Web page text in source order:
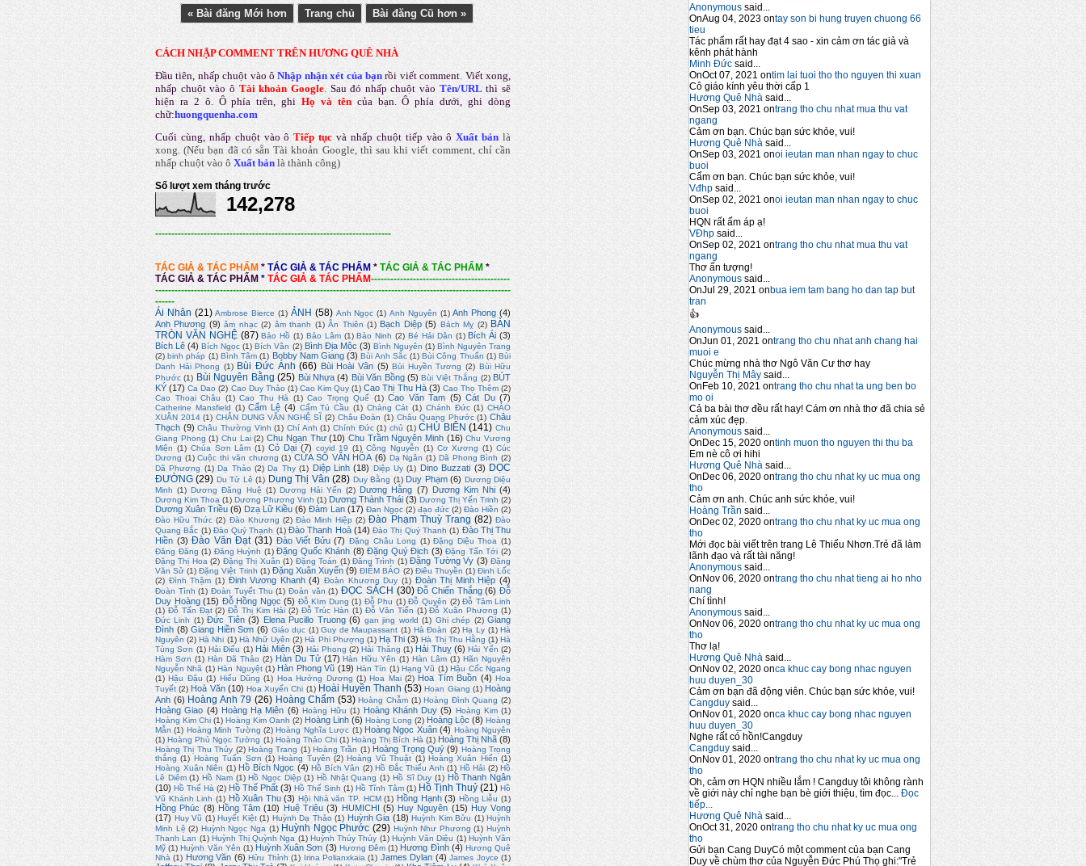
Anonymous said...
OnAug 04, 2023 ontay son bi hung truyen chuong 66
tieu
Tác phẩm rất hay đạt 4 sao - xin cảm ơn tác giả và
kênh phát hành
Minh Đức said...
OnOct 07, 2021 ontim lai tuoi tho tho nguyen thi xuan
Cô giáo kính yêu thời cấp 1
Hương Quê Nhà said...
OnSep 03, 2021 ontrang tho chu nhat mua thu vat
ngang
Cảm ơn bạn. Chúc bạn sức khỏe, vui!
Hương Quê Nhà said...
OnSep 03, 2021 onoi ieutan man nhan ngay to chuc
buoi
Cẩm ơn bạn. Chúc bạn sức khỏe, vui!
Vđhp said...
OnSep 02, 2021 onoi ieutan man nhan ngay to chuc
buoi
HQN rất ấm áp ạ!
VĐhp said...
OnSep 02, 2021 ontrang tho chu nhat mua thu vat
ngang
Thơ ấn tượng!
Anonymous said...
OnJul 29, 2021 onbua iem tam bang ho dan tap but
tran
👍
Anonymous said...
OnJun 01, 2021 ontrang tho chu nhat anh chang hai
muoi e
Chúc mừng nhà thơ Ngô Văn Cư thơ hay
Nguyễn Thị Mây said...
OnFeb 10, 2021 ontrang tho chu nhat ta ung ben bo
mo oi
Cả ba bài thơ đều rất hay! Cám ơn nhà thơ đã chia sẻ
cảm xúc đẹp.
Anonymous said...
OnDec 15, 2020 ontinh muon tho nguyen thi thu ba
Em nè cô ơi hihi
Hương Quê Nhà said...
OnDec 06, 2020 ontrang tho chu nhat ky uc mua ong
tho
Cảm ơn anh. Chúc anh sức khỏe, vui!
Hoàng Trần said...
OnDec 02, 2020 ontrang tho chu nhat ky uc mua ong
tho
Mới đọc bài viết trên trang Lê Thiếu Nhơn.Trẻ đã làm
lãnh đạo và rất tài năng!
Anonymous said...
OnNov 06, 2020 ontrang tho chu nhat tieng ai ho nho
nang
Chí tình!
Anonymous said...
OnNov 06, 2020 ontrang tho chu nhat ky uc mua ong
tho
Thơ lạ!
Hương Quê Nhà said...
OnNov 02, 2020 onca khuc cay bong nhac nguyen
huu duyen_30
Cảm ơn bạn đã động viên. Chúc bạn sức khỏe, vui!
Cangduy said...
OnNov 01, 2020 onca khuc cay bong nhac nguyen
huu duyen_30
Nghe rất có hồn!Cangduy
Cangduy said...
OnNov 01, 2020 ontrang tho chu nhat ky uc mua ong
tho
Oh, cảm ơn HQN nhiều lắm ! Cangduy tôi không rành
về giới này chỉ nghe bạn bè giới thiệu, tìm đọc...
Đọc
tiếp...
Hương Quê Nhà said...
OnOct 31, 2020 ontrang tho chu nhat ky uc mua ong
tho
Gửi bạn Cang DuyCó một comment của bạn Cang
Duy về chùm thơ của Nguyễn Đức Phú Thọ ghi:"Trẻ
« Bài đăng Mới hơn Trang chủ Bài đăng Cũ hơn »
CÁCH NHẬP COMMENT TRÊN HƯƠNG QUÊ NHÀ
Đầu tiên, nhấp chuột vào ô Nhập nhận xét của bạn rồi viết comment. Viết xong,
nhấp chuột vào ô Tài khoản Google. Sau đó nhấp chuột vào Tên/URL thì sẽ
hiện ra 2 ô. Ô phía trên, ghiHọ và tên của bạn. Ô phía dưới, ghi dòng
chữ:huongquenha.com
Cuối cùng, nhấp chuột vào ô Tiếp tục và nhấp chuột tiếp vào ôXuất bản là
xong.(Nếu bạn đã có sẵn Tài khoản Google, thì sau khi viết comment, chỉ cần
nhấp chuột vào ô Xuất bản là thành công)
Số lượt xem tháng trước
142,278
-------------------------------------------------------------------------
TÁC GIẢ & TÁC PHẨM * TÁC GIẢ & TÁC PHẨM * TÁC GIẢ & TÁC PHẨM *
TÁC GIẢ & TÁC PHẨM * TÁC GIẢ & TÁC PHẨM-------------------------------------------
--------------------------------------------------------------------------------------------------------------
------
Ái Nhân (21) Ambrose Bierce (1) ẢNH (58) Anh Ngọc (1) Anh Nguyên (1) Anh Phong (4)
Anh Phương (9) âm nhạc (2) âm thanh (1) Ân Thiên (1) Bạch Diệp (5) Bách Mỵ (2) BÀN
TRÒN VĂN NGHỆ (87) Bảo Hồ (1) Bảo Lâm (1) Bảo Ninh (2) Bé Hải Dân (1) Bích Ái (3)
Bích Lê (4) Bích Ngọc (1) Bích Vân (2) Bình Địa Mộc (3) Bình Nguyên (1) Bình Nguyên Trang
(2) binh pháp (1) Bình Tâm (1) Bobby Nam Giang (3) Bùi Anh Sắc (1) Bùi Công Thuấn (1) Bùi
Danh Hải Phong (1) Bùi Đức Ánh (66) Bùi Hoài Vân (5) Bùi Huyền Tương (2) Bùi Hữu
Phước (1) Bùi Nguyên Bằng (25) Bùi Nhựa (4) Bùi Văn Bồng (5) Bùi Việt Thắng (2) BÚT
KÝ (17) Ca Dao (2) Cao Duy Thảo (1) Cao Kim Quy (1) Cao Thị Thu Hà (3) Cao Thọ Thêm (2)
Cao Thoại Châu
(1) Cao Thu Hà (1) Cao Trọng Quế (1) Cao Văn Tam (5) Cát Du (7)
Catherine Mansfield (1) Cẩm Lệ (4) Cẩm Tú Cầu (1) Chàng Cát (1) Chánh Đức (1) CHÀO
XUÂN 2014 (1) CHÂN DUNG VĂN NGHỆ SĨ (2) Châu Đoàn (1) Châu Quang Phước (1) Châu
Thạch (9) Châu Thường Vinh (1) Chí Anh (1) Chính Đức (1) chủ (1) CHỦ BIÊN (141) Chu
Giang Phong (1) Chu Lai (2) Chu Ngạn Thư (10) Chu Trầm Nguyên Minh (16) Chu Vương
Miện (1) Chúa Sơn Lâm (1) Cỏ Dại (7) covid 19 (1) Công Nguyễn (1) Cơ Xương (1) Cúc
Dương (1) Cuộc thi văn chương (1) CỬA SỔ VĂN HÓA (6) Dạ Ngân (1) Dã Phong Bình (2)
Dã Phương (1) Dạ Thảo (2) Dạ Thy (1) Diệp Linh (18) Diệp Uy (1) Dino Buzzati (3) DỌC
ĐƯỜNG (29) Du Tử Lê (1) Dung Thị Vân (28) Duy Bằng (1) Duy Phạm (6) Dương Diệu
Minh (1) Dương Đăng Huệ (1) Dương Hải Yến (2) Dương Hằng (7) Dương Kim Nhi (4)
Dương Kim Thoa (1) Dương Phương Vinh (1) Dương Thành Thái (3) Dương Thị Yến Trinh (2)
Dương Xuân Triều (6) Dzạ Lữ Kiều (6) Đàm Lan (17) Đan Ngọc (2) đạo đức (2) Đào Hiền (2)
Đào Hữu Thức (2) Đào Khương (2) Đào Minh Hiệp (2) Đào Phạm Thuỳ Trang (82) Đào
Quang Bắc (1) Đào Quý Thạnh (1) Đào Thanh Hoà (14) Đào Thị Quý Thanh (1) Đào Thị Thu
Hiền (3) Đào Văn Đạt (31) Đào Viết Bửu (7) Đặng Châu Long (1) Đặng Diệu Thoa (1)
Đăng Đăng (1) Đăng Huỳnh (1) Đặng Quốc Khánh (8) Đặng Quý Địch (3) Đặng Tấn Tới (2)
Đặng Thị Hoa (2) Đặng Thị Xuân (1) Đặng Toán (1) Đăng Trình (1) Đặng Tường Vy (3) Đặng
Văn Sử (1) Đặng Việt Trinh (1) Đặng Xuân Xuyến (9) ĐIỂM BÁO (2) Điêu Thuyền (1) Đinh Lốc
(2) Đình Thậm (1) Đinh Vương Khanh (4) Đoàn Khương Duy (1) Đoàn Thị Minh Hiệp (4)
Đoàn Tình (1) Đoàn Tuyết Thu (1) Đoản văn (1) ĐỌC SÁCH (30) Đỗ Chiến Thắng (6) Đỗ
Duy Hoàng (15) Đỗ Hồng Ngọc (5) Đỗ KIm Dung (1) Đỗ Phu (1) Đỗ Quyên (2) Đỗ Tâm Linh
(1) Đỗ Tấn Đạt (2) Đỗ Thị Kim Hải (2) Đỗ Trúc Hàn (1) Đỗ Văn Tiến (1) Đỗ Xuân Phương (1)
Đức Linh (1) Đức Tiên (3) Elena Pucillo Truong (6) gan jing world (1) Ghi chép (2) Giang
Đình (8) Giang Hiền Sơn (6) Giáo dục (1) Guy de Maupassant (1) Hà Đoàn (2) Hạ Ly (1) Hà
Nguyên (2) Hà Nhi (1) Hà Nhữ Uyên (2) Hà Phi Phượng (1) Hạ Thi (3) Hà Thị Thu Hằng (1) Hà
Tùng Sơn (1) Hải Điểu (1) Hải Miên (3) Hải Phong (2) Hải Thăng (1) Hải Thuỵ (6) Hải Yến (2)
Hàm Sơn (1) Hàn Dã Thảo (2) Hàn Du Tử (17) Hàn Hữu Yên (1) Hàn Lâm (1) Hãn Nguyên
Nguyễn Nhã (1) Hàn Nguyệt (1) Hàn Phong Vũ (19) Hàn Tín (1) Hạng Vũ (1) Hậu Cốc Ngang
(1) Hậu Đậu (1) Hiếu Dũng (1) Hoa Hướng Dương (1) Hoa Mai (2) Hoa Tím Buồn (4) Hoa
Tuyết (2) Hoà Văn (10) Hoa Xuyến Chi (1) Hoài Huyền Thanh (53) Hoan Giang (1) Hoàng
Anh (6) Hoàng Anh 79 (26) Hoàng Chẩm (53) Hoàng Chẫm (1) Hoàng Đình Quang (2)
Hoàng Giao (4) Hoàng Hạ Miên (6) Hoàng Hữu (1) Hoàng Khánh Duy (5) Hoàng Kim (1)
Hoàng Kim Chi (1) Hoàng Kim Oanh (2) Hoàng Linh (6) Hoàng Long (2) Hoàng Lộc (8) Hoàng
Mẫn (1) Hoàng Minh Tường (2) Hoàng Nghĩa Lược (1) Hoàng Ngọc Xuân (4) Hoàng Nguyên
(1) Hoàng Phủ Ngọc Tường (1) Hoàng Thảo Chi (1) Hoàng Thị Bích Hà (1) Hoàng Thị Nhã (8)
Hoàng Thị Thu Thủy (2) Hoàng Trang (1) Hoàng Trần (1) Hoàng Trọng Quý (9) Hoàng Trọng
thắng (1) Hoàng Tuấn Sơn (1) Hoàng Tuyên (2) Hoàng Vũ Thuật (1) Hoàng Xuân Hiến (1)
Hoàng Xuân Niên (1) Hồ Bích Ngọc (4) Hồ Bích Vân (2) Hồ Đắc Thiếu Anh (1) Hồ Hải (2) Hồ
Lê Diêm (1) Hồ Nam (1) Hồ Ngọc Diệp (1) Hồ Nhật Quang (1) Hồ Sĩ Duy (1) Hồ Thanh Ngân
(10) Hồ Thế Hà (2) Hồ Thế Phất (3) Hồ Thế Sinh (1) Hồ Tĩnh Tâm (1) Hồ Tịnh Thuỷ (21) Hồ
Vũ Khánh Linh (1) Hồ Xuân Thu (3) Hội Nhà văn TP. HCM (1) Hồng Hạnh (3) Hồng Liễu (1)
Hồng Phúc (8) Hồng Tâm (10) Huệ Triệu (3) HUMICHI (5) Huy Nguyên (15) Huy Vọng
(17) Huy Vũ (1) Huyết Kiệt (1) Huỳnh Dạ Thảo (1) Huỳnh Gia (18) Huỳnh Kim Bửu (1) Huỳnh
Minh Lệ (2) Huỳnh Ngọc Nga (1) Huỳnh Ngọc Phước (29) Huỳnh Như Phương (1) Huỳnh
Thanh Lan (1) Huỳnh Thị Quỳnh Nga (1) Huỳnh Thúy Thúy (1) Huỳnh Văn Diệu (1) Huỳnh Văn
Mỹ (1) Huỳnh Văn Yên (1) Huỳnh Xuân Sơn (3) Hương Đêm (1) Hương Đình (4) Hương Quê
Nhà (1) Hương Văn (6) Hửu Thỉnh (1) Irina Polianxkaia (1) James Dylan (4) James Joyce (1)